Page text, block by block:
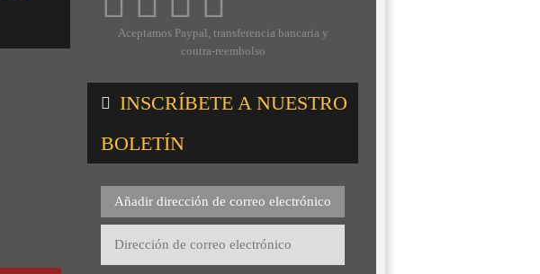
Aceptamos Paypal, transferencia bancaria y
contra-reembolso
INSCRÍBETE A NUESTRO
BOLETÍN
Añadir dirección de correo electrónico